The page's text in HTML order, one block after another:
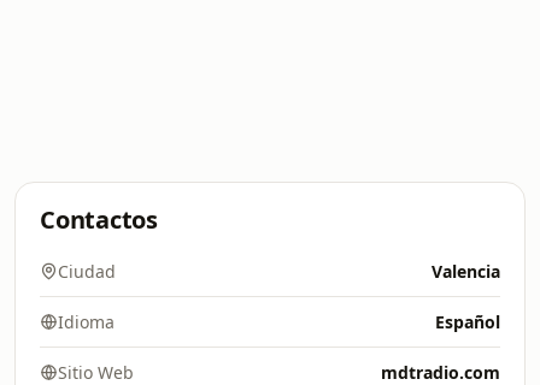
Contactos
Ciudad Valencia
Idioma Español
Sitio Web mdtradio.com